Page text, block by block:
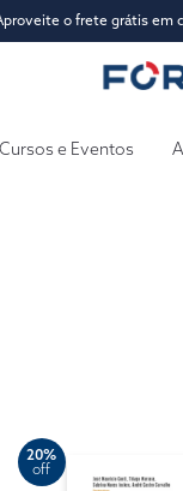
o frete grátis em
e Eventos
20%
off